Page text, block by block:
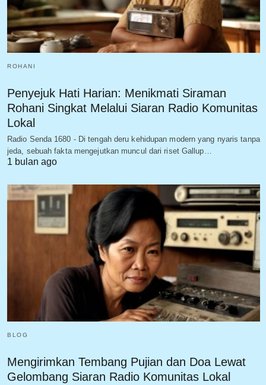
ROHANI
Penyejuk Hati Harian: Menikmati Siraman
Rohani Singkat Melalui Siaran Radio Komunitas
Lokal
Radio Senda 1680 - Di tengah deru kehidupan modern yang nyaris tanpa
jeda, sebuah fakta mengejutkan muncul dari riset Gallup…
1 bulan ago
BLOG
Mengirimkan Tembang Pujian dan Doa Lewat
Gelombang Siaran Radio Komunitas Lokal